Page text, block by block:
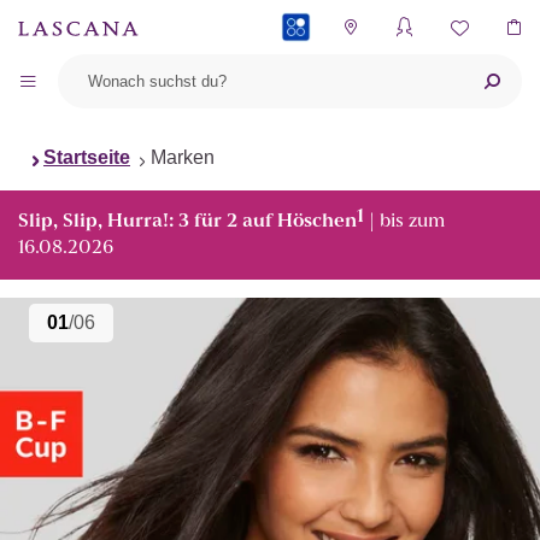
Startseite Marken
Slip, Slip, Hurra!: 3 für 2 auf Höschen1 | bis zum
16.08.2026
01/06